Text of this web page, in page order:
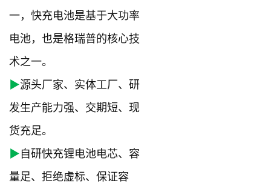
一，快充电池是基于大功率
电池，也是格瑞普的核心技
术之一。
▶源头厂家、实体工厂、研
发生产能力强、交期短、现
货充足。
▶ 自研快充锂电池电芯、容
量足、拒绝虚标、保证容